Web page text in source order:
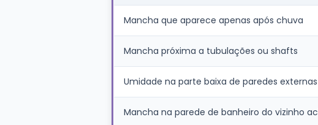
Mancha que aparece apenas após chuva
Mancha próxima a tubulações ou shafts
Umidade na parte baixa de paredes
Mancha na parede de banheiro do vizinho